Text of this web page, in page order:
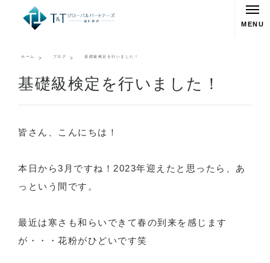
MENU
ホーム ブログ 基礎級検定を行いました！
基礎級検定を行いました！
皆さん、こんにちは！
本日から3月ですね！2023年迎えたと思ったら、あ
っという間です。
最近は寒さも和らいできて春の到来を感じます
が・・・花粉がひどいです笑